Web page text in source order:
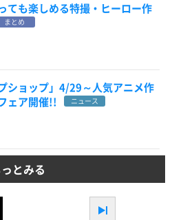
ても楽しめる特撮・ヒーロー作
まとめ
ショップ」4/29～人気アニメ作
ェア開催!!
ニュース
とみる